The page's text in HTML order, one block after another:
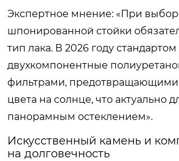
Экспертное мнение: «При
шпонированной стойки
тип лака. В 2026 году
двухкомпонентные
фильтрами, предотвращающими
цвета на солнце, что актуально
панорамным остеклением».
Искусственный камень и
на долговечность